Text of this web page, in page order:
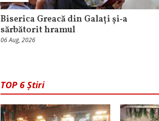
Biserica Greacă din Galați și‑a
sărbătorit hramul
06 Aug, 2026
TOP 6 Știri